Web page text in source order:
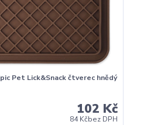
Pet Lick&Snack čtverec hnědý
102 Kč
84 Kčbez DPH